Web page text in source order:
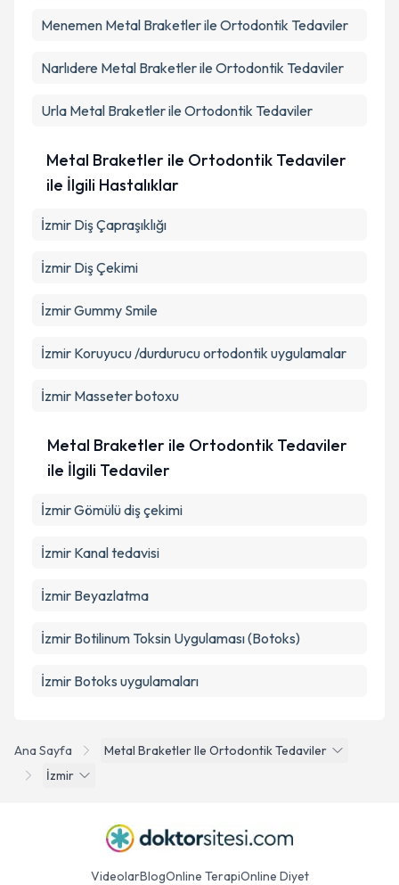
Ana Sayfa
Metal Braketler Ile Ortodontik Tedaviler
İzmir
Menemen Metal Braketler ile Ortodontik Tedaviler
Narlıdere Metal Braketler ile Ortodontik Tedaviler
Urla Metal Braketler ile Ortodontik Tedaviler
Metal Braketler ile Ortodontik Tedaviler
ile İlgili Hastalıklar
İzmir Diş Çapraşıklığı
İzmir Diş Çekimi
İzmir Gummy Smile
İzmir Koruyucu /durdurucu ortodontik uygulamalar
İzmir Masseter botoxu
Metal Braketler ile Ortodontik Tedaviler
ile İlgili Tedaviler
İzmir Gömülü diş çekimi
İzmir Kanal tedavisi
İzmir Beyazlatma
İzmir Botilinum Toksin Uygulaması (Botoks)
İzmir Botoks uygulamaları
VideolarBlogOnline TerapiOnline Diyet